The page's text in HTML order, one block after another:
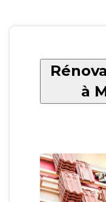
à